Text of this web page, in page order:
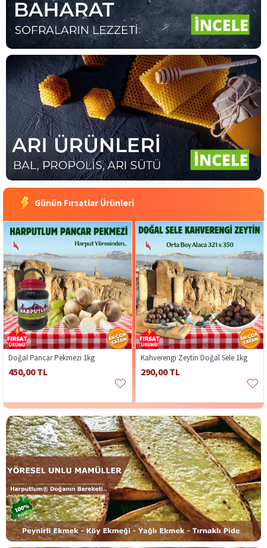
Günün Fırsatlar Ürünleri
Doğal Pancar Pekmezi 1kg
450,00 TL
Kahverengi Zeytin Doğal Sele 1kg
290,00 TL